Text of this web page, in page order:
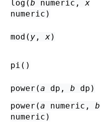
log(b numeric ,x
numeric )
mod( y ,x)
pi()
power(a dp , b dp )
power(a numeric , b
numeric )